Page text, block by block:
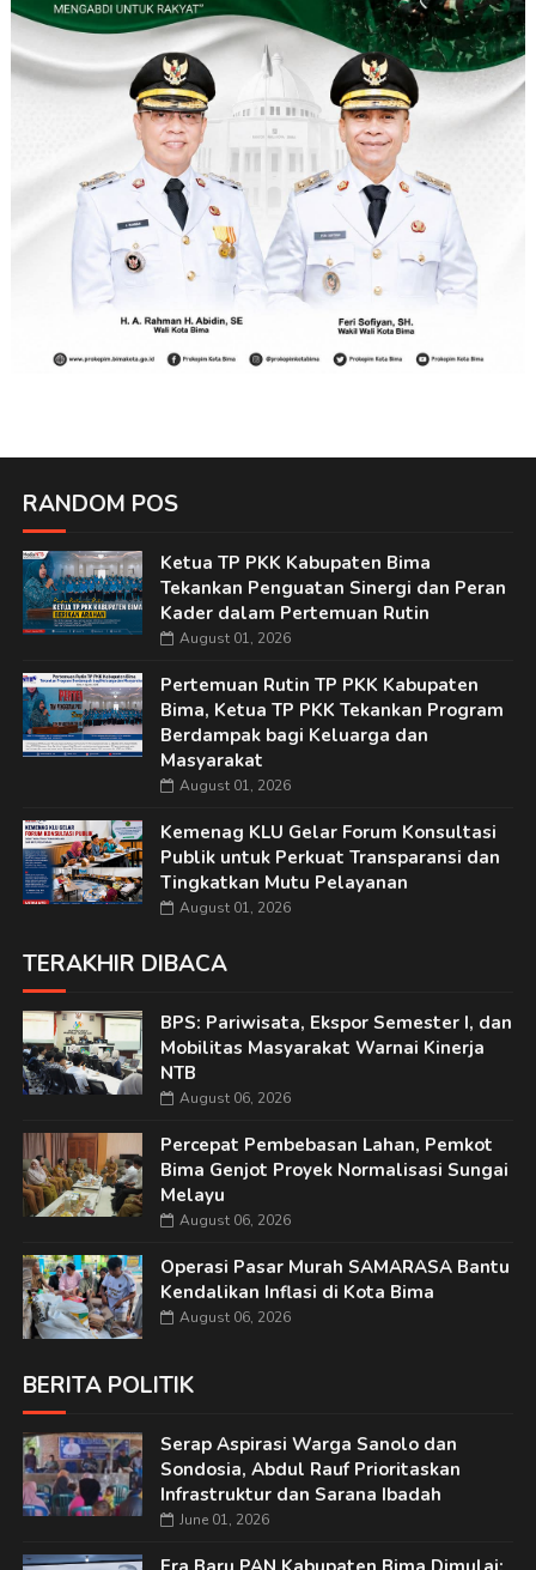
RANDOM POS
Ketua TP PKK Kabupaten Bima
Tekankan Penguatan Sinergi dan Peran
Kader dalam Pertemuan Rutin
August 01, 2026
Pertemuan Rutin TP PKK Kabupaten
Bima, Ketua TP PKK Tekankan Program
Berdampak bagi Keluarga dan
Masyarakat
August 01, 2026
Kemenag KLU Gelar Forum Konsultasi
Publik untuk Perkuat Transparansi dan
Tingkatkan Mutu Pelayanan
August 01, 2026
TERAKHIR DIBACA
BPS: Pariwisata, Ekspor Semester I, dan
Mobilitas Masyarakat Warnai Kinerja
NTB
August 06, 2026
Percepat Pembebasan Lahan, Pemkot
Bima Genjot Proyek Normalisasi Sungai
Melayu
August 06, 2026
Operasi Pasar Murah SAMARASA Bantu
Kendalikan Inflasi di Kota Bima
August 06, 2026
BERITA POLITIK
Serap Aspirasi Warga Sanolo dan
Sondosia, Abdul Rauf Prioritaskan
Infrastruktur dan Sarana Ibadah
June 01, 2026